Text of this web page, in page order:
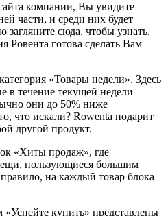
компании, Вы увидите
части, и среди них будет
загляните сюда, чтобы узнать,
Ровента готова сделать Вам
«Товары недели». Здесь
в течение текущей недели
они до 50% ниже
что искали? Rowenta подарит
другой продукт.
«Хиты продаж», где
пользующиеся большим
на каждый товар блока
купить» представлены